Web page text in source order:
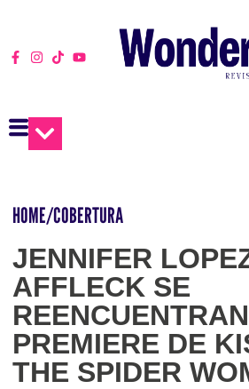
HOME/COBERTURA
JENNIFER
AFFLECK SE
PREMIERE DE
THE SPIDER